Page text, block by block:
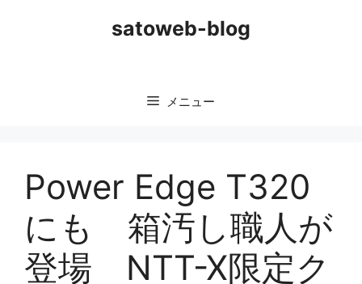
satoweb-blog
メニュー
Power Edge T320
にも 箱汚し職人が
登場 NTT-X限定ク